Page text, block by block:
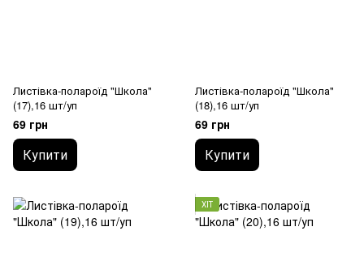
Листівка-полароїд "Школа"
(17),16 шт/уп
69 грн
Купити
Листівка-полароїд "Школа"
(18),16 шт/уп
69 грн
Купити
ХІТ